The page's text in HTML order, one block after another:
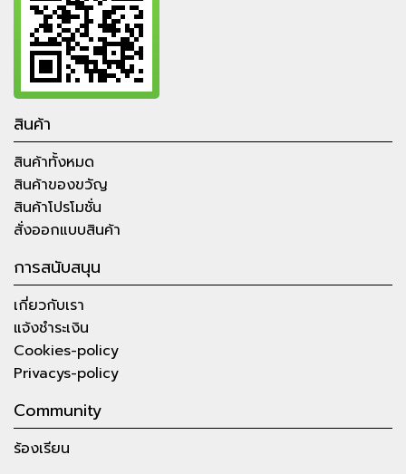
สินค้า
สินค้าทั้งหมด
สินค้าของขวัญ
สินค้าโปรโมชั่น
สั่งออกแบบสินค้า
การสนับสนุน
เกี่ยวกับเรา
แจ้งชำระเงิน
Cookies-policy
Privacys-policy
Community
ร้องเรียน